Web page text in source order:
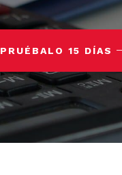
PRUÉBALO 15 DÍAS